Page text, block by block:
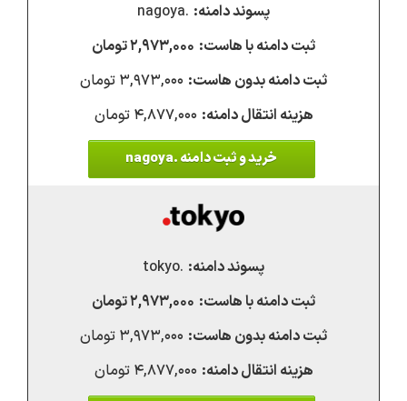
.nagoya
۲,۹۷۳,۰۰۰ تومان
۳,۹۷۳,۰۰۰ تومان
۴,۸۷۷,۰۰۰ تومان
خرید و ثبت دامنه .nagoya
.tokyo
۲,۹۷۳,۰۰۰ تومان
۳,۹۷۳,۰۰۰ تومان
۴,۸۷۷,۰۰۰ تومان